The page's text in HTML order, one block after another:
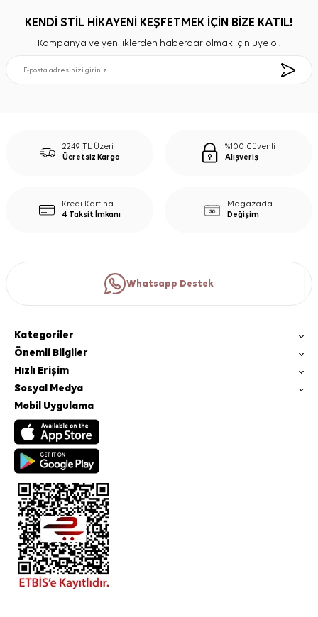
KENDİ STİL HİKAYENİ KEŞFETMEK İÇİN BİZE KATIL!
Kampanya ve yeniliklerden haberdar olmak için üye ol.
2249 TL Üzeri
Ücretsiz Kargo
%100 Güvenli
Alışveriş
Kredi Kartına
4 Taksit İmkanı
Mağazada
Değişim
Whatsapp Destek
Kategoriler
Önemli Bilgiler
Hızlı Erişim
Sosyal Medya
Mobil Uygulama